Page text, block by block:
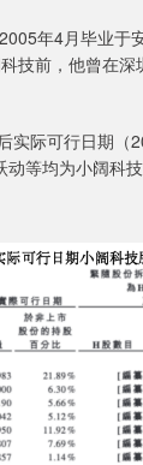
年4月毕业于
技前，他曾在
实际可行日期（
等均为小阔科